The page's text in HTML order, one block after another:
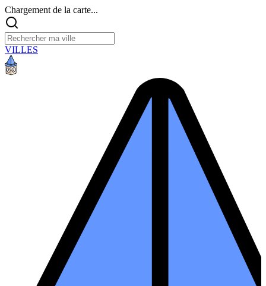
Chargement de la carte...
VILLES